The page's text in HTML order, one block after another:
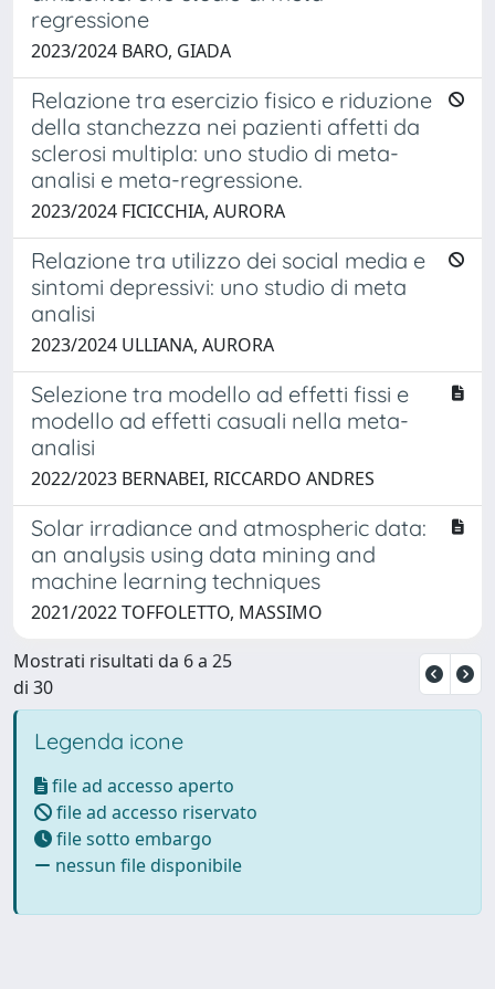
regressione
2023/2024 BARO, GIADA
Relazione tra esercizio fisico e riduzione
della stanchezza nei pazienti affetti da
sclerosi multipla: uno studio di meta-
analisi e meta-regressione.
2023/2024 FICICCHIA, AURORA
Relazione tra utilizzo dei social media e
sintomi depressivi: uno studio di meta
analisi
2023/2024 ULLIANA, AURORA
Selezione tra modello ad effetti fissi e
modello ad effetti casuali nella meta-
analisi
2022/2023 BERNABEI, RICCARDO ANDRES
Solar irradiance and atmospheric data:
an analysis using data mining and
machine learning techniques
2021/2022 TOFFOLETTO, MASSIMO
Mostrati risultati da 6 a 25
di 30
Legenda icone
file ad accesso aperto
file ad accesso riservato
file sotto embargo
nessun file disponibile